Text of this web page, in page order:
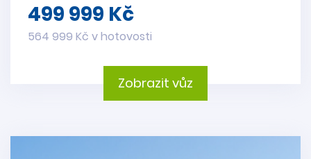
499 999 Kč
564 999 Kč v hotovosti
Zobrazit vůz